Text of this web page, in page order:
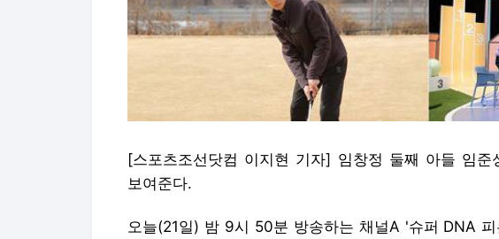
[스포츠조선닷컴 이지현 기자] 임창정 둘째 아들 임
보여준다.
오늘(21일) 밤 9시 50분 방송하는 채널A '슈퍼 DNA